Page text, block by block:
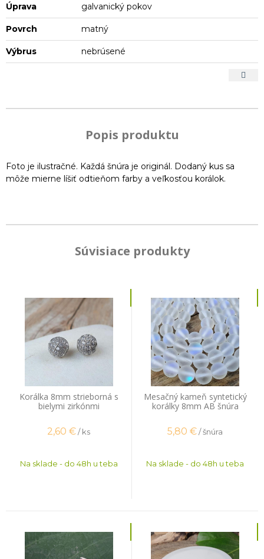
Úprava galvanický pokov
Povrch matný
Výbrus nebrúsené
Popis produktu
Foto je ilustračné. Každá šnúra je originál. Dodaný kus sa
môže mierne líšiť odtieňom farby a veľkosťou korálok.
Súvisiace produkty
Korálka 8mm strieborná s
bielymi zirkónmi
2,60 €/ ks
Na sklade - do 48h u teba
Mesačný kameň syntetický
korálky 8mm AB šnúra
5,80 €/ šnúra
Na sklade - do 48h u teba